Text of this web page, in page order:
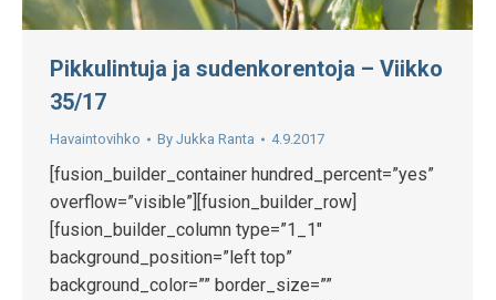
Pikkulintuja ja sudenkorentoja – Viikko
35/17
Havaintovihko By Jukka Ranta 4.9.2017
[fusion_builder_container hundred_percent=”yes”
overflow=”visible”][fusion_builder_row]
[fusion_builder_column type=”1_1″
background_position=”left top”
background_color=”” border_size=””